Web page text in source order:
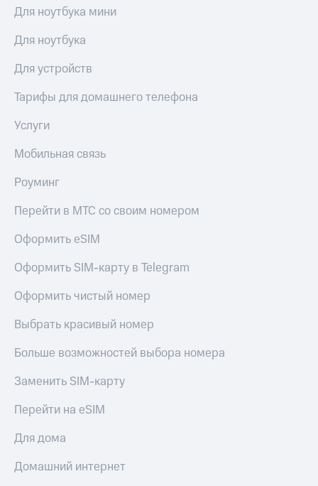
Для ноутбука мини
Для ноутбука
Для устройств
Тарифы для домашнего телефона
Услуги
Мобильная связь
Роуминг
Перейти в МТС со своим номером
Оформить eSIM
Оформить SIM-карту в Telegram
Оформить чистый номер
Выбрать красивый номер
Больше возможностей выбора номера
Заменить SIM-карту
Перейти на eSIM
Для дома
Домашний интернет